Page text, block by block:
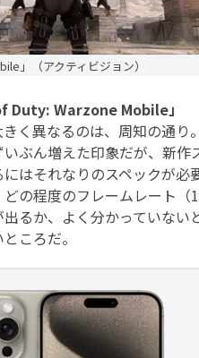
」（アクティビジョン）
Duty: Warzone Mobile」
く異なるのは、周知の通り
ぶん増えた印象だが、新作
はそれなりのスペックが必
の程度のフレームレート（
るか、よく分かっていない
ころだ。